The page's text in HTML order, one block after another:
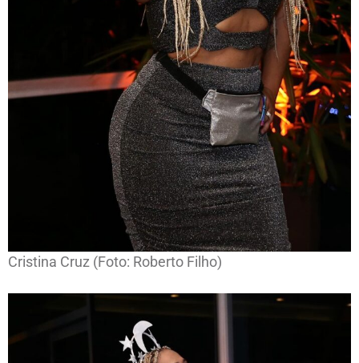
Cristina Cruz (Foto: Roberto Filho)